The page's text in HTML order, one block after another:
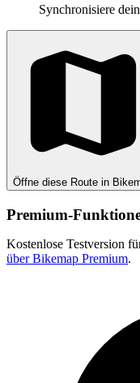
Synchronisiere
Öffne diese Route in
Premium-
Kostenlose Testversion
über Bikemap Premium.